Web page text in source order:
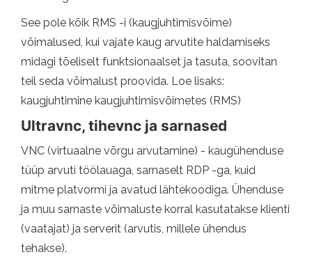
See pole kõik RMS -i (kaugjuhtimisvõime)
võimalused, kui vajate kaug arvutite haldamiseks
midagi tõeliselt funktsionaalset ja tasuta, soovitan
teil seda võimalust proovida. Loe lisaks:
kaugjuhtimine kaugjuhtimisvõimetes (RMS)
Ultravnc, tihevnc ja sarnased
VNC (virtuaalne võrgu arvutamine) - kaugühenduse
tüüp arvuti töölauaga, sarnaselt RDP -ga, kuid
mitme platvormi ja avatud lähtekoodiga. Ühenduse
ja muu sarnaste võimaluste korral kasutatakse klienti
(vaatajat) ja serverit (arvutis, millele ühendus
tehakse).